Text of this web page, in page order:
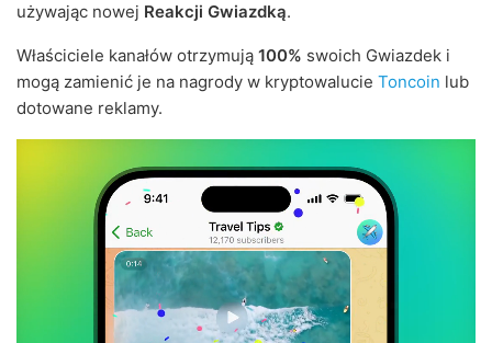
używając nowej Reakcji Gwiazdką.
Właściciele kanałów otrzymują 100% swoich Gwiazdek i
mogą zamienić je na nagrody w kryptowalucie Toncoin lub
dotowane reklamy.